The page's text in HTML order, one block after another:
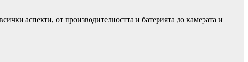
аспекти, от производителността и батерията до камерата и